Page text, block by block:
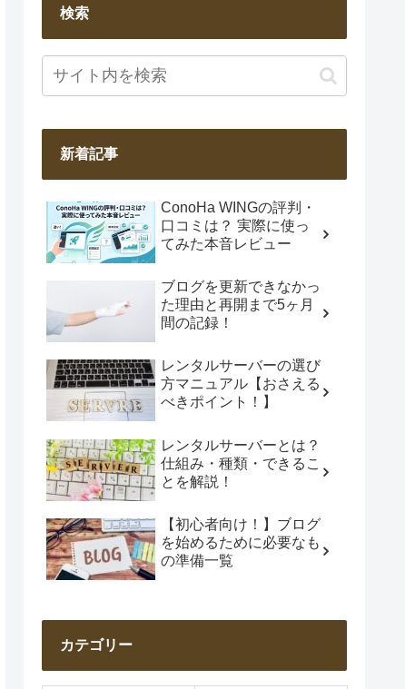
検索
新着記事
ConoHa WINGの評判・
口コミは？ 実際に使っ
てみた本音レビュー
ブログを更新できなかっ
た理由と再開まで5ヶ月
間の記録！
レンタルサーバーの選び
方マニュアル【おさえる
べきポイント！】
レンタルサーバーとは？
仕組み・種類・できるこ
とを解説！
【初心者向け！】ブログ
を始めるために必要なも
の準備一覧
カテゴリー